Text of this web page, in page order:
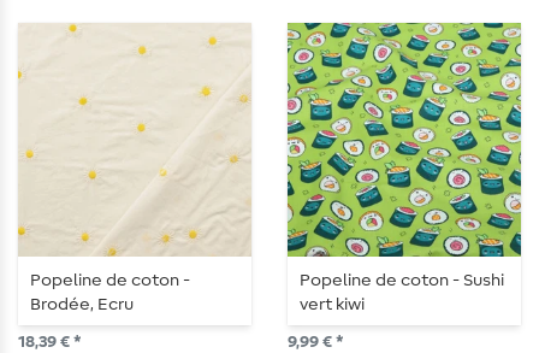
Popeline de coton -
Brodée, Ecru
18,39 € *
Popeline de coton - Sushi
vert kiwi
9,99 € *